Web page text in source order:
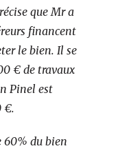
que Mr a
financent
le bien. Il se
€ de travaux
Pinel est
€.
60% du bien